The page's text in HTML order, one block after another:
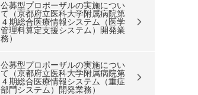
公募型プロポーザルの実施につい
て（京都府立医科大学附属病院第
４期総合医療情報システム（医学
管理料算定支援システム）開発業
務）
公募型プロポーザルの実施につい
て（京都府立医科大学附属病院第
４期総合医療情報システム（重症
部門システム）開発業務）